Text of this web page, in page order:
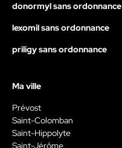
donormyl sans ordonnance
lexomil sans ordonnance
priligy sans ordonnance
Ma ville
Prévost
Saint-Colomban
Saint-Hippolyte
Saint-Jérôme